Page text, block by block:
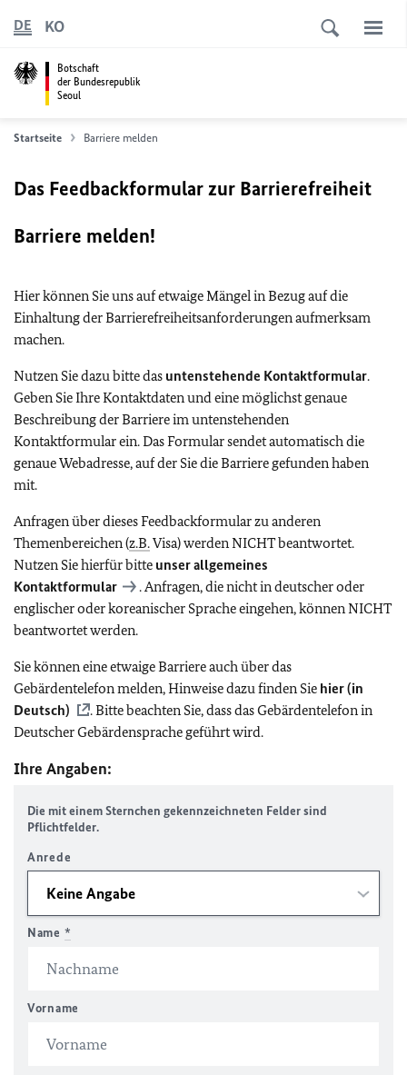
Botschaft
der Bundesrepublik
Seoul
DE KO
Startseite Barriere melden
Das Feedbackformular zur Barrierefreiheit
Barriere melden!
Hier können Sie uns auf etwaige Mängel in Bezug auf die
Einhaltung der Barrierefreiheitsanforderungen aufmerksam
machen.
Nutzen Sie dazu bitte das untenstehende Kontaktformular.
Geben Sie Ihre Kontaktdaten und eine möglichst genaue
Beschreibung der Barriere im untenstehenden
Kontaktformular ein. Das Formular sendet automatisch die
genaue Webadresse, auf der Sie die Barriere gefunden haben
mit.
Anfragen über dieses Feedbackformular zu anderen
Themenbereichen (z.B.Visa) werden NICHT beantwortet.
Nutzen Sie hierfür bitte unser allgemeines
Kontaktformular
. Anfragen, die nicht in deutscher oder
englischer oder koreanischer Sprache eingehen, können NICHT
beantwortet werden.
Sie können eine etwaige Barriere auch über das
Gebärdentelefon melden, Hinweise dazu finden Sie hier (in
Deutsch)
. Bitte beachten Sie, dass das Gebärdentelefon in
Deutscher Gebärdensprache geführt wird.
Ihre Angaben:
Die mit einem Sternchen gekennzeichneten Felder sind
Pflichtfelder.
Anrede
Name *
Vorname